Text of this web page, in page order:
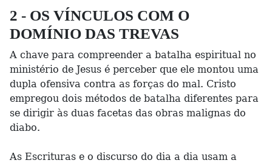
2 - OS VÍNCULOS COM O
DOMÍNIO DAS TREVAS
A chave para compreender a batalha espiritual no
ministério de Jesus é perceber que ele montou uma
dupla ofensiva contra as forças do mal. Cristo
empregou dois métodos de batalha diferentes para
se dirigir às duas facetas das obras malignas do
diabo.
As Escrituras e o discurso do dia a dia usam a